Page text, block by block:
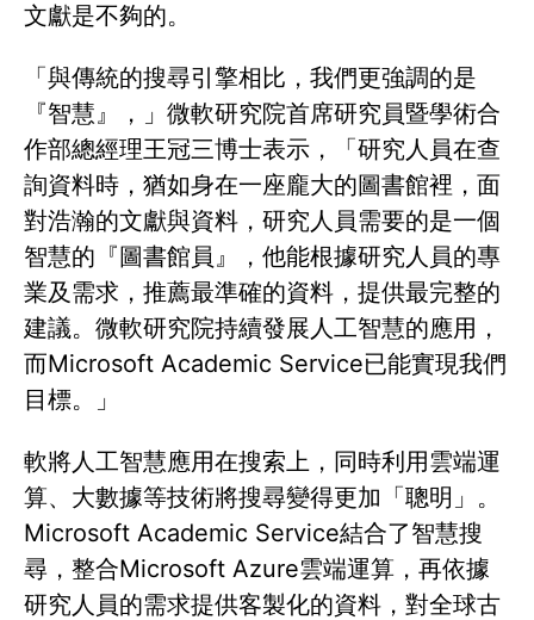
文獻是不夠的。
「與傳統的搜尋引擎相比，我們更強調的是
『智慧』，」微軟研究院首席研究員暨學術合
作部總經理王冠三博士表示，「研究人員在查
詢資料時，猶如身在一座龐大的圖書館裡，面
對浩瀚的文獻與資料，研究人員需要的是一個
智慧的『圖書館員』，他能根據研究人員的專
業及需求，推薦最準確的資料，提供最完整的
建議。微軟研究院持續發展人工智慧的應用，
而Microsoft Academic Service已能實現我們
目標。」
軟將人工智慧應用在搜索上，同時利用雲端運
算、大數據等技術將搜尋變得更加「聰明」。
Microsoft Academic Service結合了智慧搜
尋，整合Microsoft Azure雲端運算，再依據
研究人員的需求提供客製化的資料，對全球古